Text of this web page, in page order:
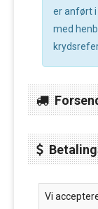
er anført
med
Vi